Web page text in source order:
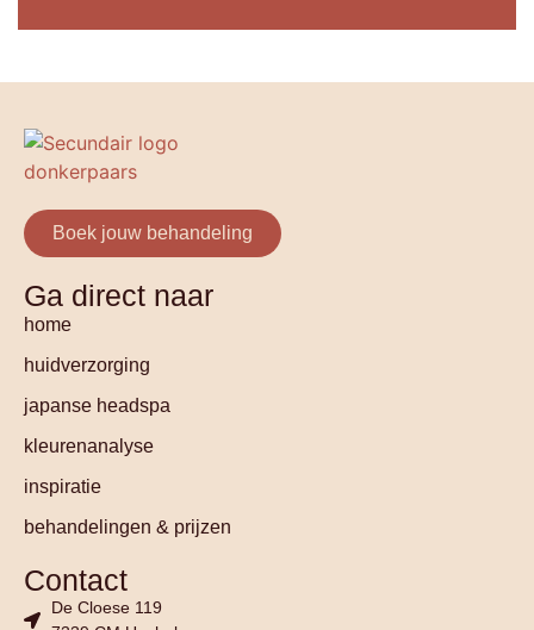
Boek jouw behandeling
Ga direct naar
home
huidverzorging
japanse headspa
kleurenanalyse
inspiratie
behandelingen & prijzen
Contact
De Cloese 119